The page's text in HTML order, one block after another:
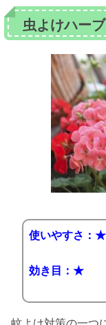
虫よけハーブ
使いやすさ
効き目：★